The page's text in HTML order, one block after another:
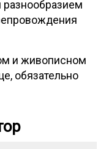
разнообразием
и живописном
обязательно